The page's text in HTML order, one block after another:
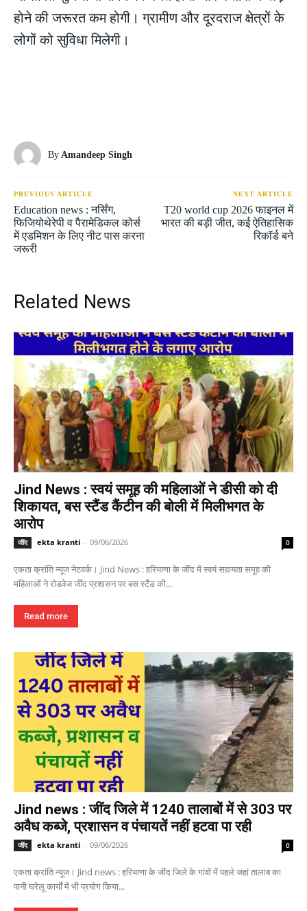
होने की जरूरत कम होगी। ग्रामीण और दूरदराज क्षेत्रों के
लोगों को सुविधा मिलेगी।
By Amandeep Singh
PREVIOUS ARTICLE
Education news : नर्सिंग,
फिजियोथेरेपी व पैरामेडिकल कोर्स
में एडमिशन के लिए नीट पास करना
जरूरी
NEXT ARTICLE
T20 world cup 2026 फाइनल में
भारत की बड़ी जीत, कई ऐतिहासिक
रिकॉर्ड बने
Related News
Jind News : स्वयं समूह की महिलाओं ने डीसी को दी
शिकायत, बस स्टैंड कैंटीन की बोली में मिलीभगत के
आरोप
जींद ekta kranti - 09/06/2026 0
एकता क्रांति न्यूज नेटवर्क। Jind News : हरियाणा के जींद में स्वयं सहायता समूह की
महिलाओं ने रोडवेज जींद प्रशासन पर बस स्टैंड की...
Read more
Jind news : जींद जिले में 1240 तालाबों में से 303 पर
अवैध कब्जे, प्रशासन व पंचायतें नहीं हटवा पा रही
जींद ekta kranti - 09/06/2026 0
एकता क्रांति न्यूज। Jind news : हरियाणा के जींद जिले के गांवों में पहले जहां तालाब का
पानी घरेलू कार्यों में भी प्रयोग किया...